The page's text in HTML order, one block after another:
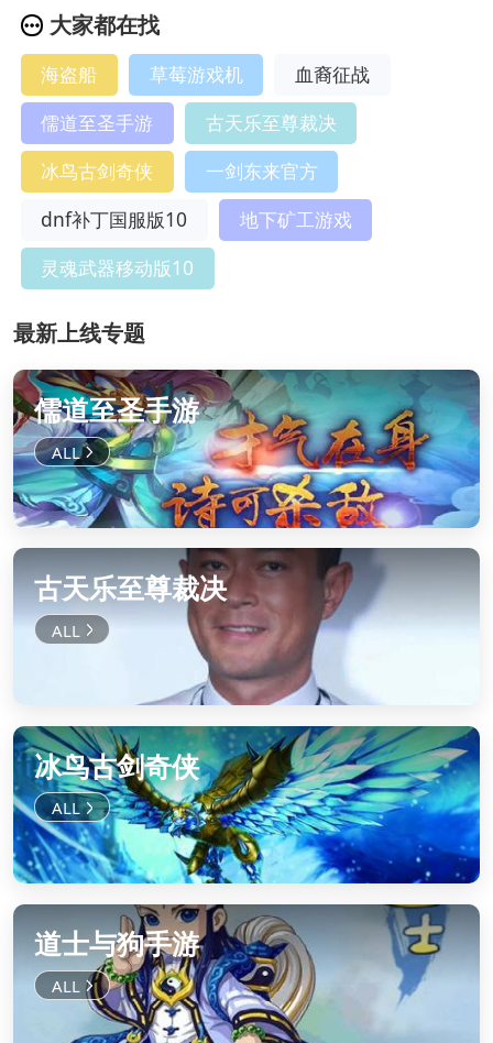
大家都在找
海盗船 草莓游戏机
血裔征战
儒道至圣手游
古天乐至尊裁决
冰鸟古剑奇侠
一剑东来官方
dnf补丁国服版10
地下矿工游戏
灵魂武器移动版10
最新上线专题
儒道至圣手游
古天乐至尊裁决
冰鸟古剑奇侠
道士与狗手游